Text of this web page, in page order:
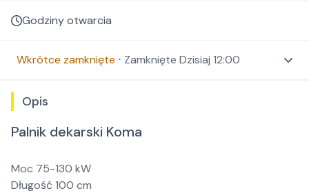
Godziny otwarcia
Wkrótce zamknięte ⋅ Zamknięte Dzisiaj 12:00
Opis
Palnik dekarski Koma
Moc 75-130 kW
Długość 100 cm